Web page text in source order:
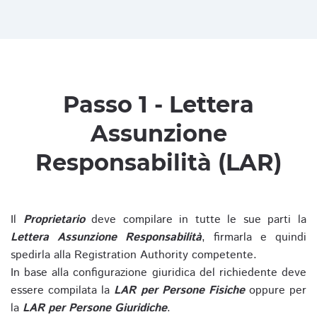
Passo 1 - Lettera
Assunzione
Responsabilità (LAR)
Il Proprietariodeve compilare in tutte le sue parti la
Lettera Assunzione Responsabilità, firmarla e quindi
spedirla alla Registration Authority competente.
In base alla configurazione giuridica del richiedente deve
essere compilata la LAR per Persone Fisicheoppure per
la LAR per Persone Giuridiche.